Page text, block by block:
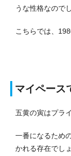
うな性格なので
こちらでは、
マイペース
五黄の寅はプラ
一番になるため
かれる存在でしょ